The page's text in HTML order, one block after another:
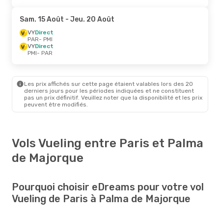
Sam. 15 Août - Jeu. 20 Août
VYDirect
PAR- PMI
VYDirect
PMI- PAR
Les prix affichés sur cette page étaient valables lors des 20
derniers jours pour les périodes indiquées et ne constituent
pas un prix définitif. Veuillez noter que la disponibilité et les prix
peuvent être modifiés.
Vols Vueling entre Paris et Palma
de Majorque
Pourquoi choisir eDreams pour votre vol
Vueling de Paris à Palma de Majorque